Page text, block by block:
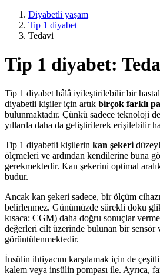
Diyabetli yaşam
Tip 1 diyabet
Tedavi
Tip 1 diyabet:
Tip 1 diyabet hâlâ iyileştirilebilir bir
diyabetli kişiler için artık birçok farklı
bulunmaktadır. Çünkü sadece teknoloji
yıllarda daha da geliştirilerek erişilebilir
Tip 1 diyabetli kişilerin kan şekeri
ölçmeleri ve ardından kendilerine buna
gerekmektedir. Kan şekerini optimal
budur.
Ancak kan şekeri sadece, bir ölçüm
belirlenmez. Günümüzde sürekli doku
kısaca: CGM) daha doğru sonuçlar
değerleri cilt üzerinde bulunan bir sensör
görüntülenmektedir.
İnsülin ihtiyacını karşılamak için de çeşitli
kalem veya insülin pompası ile. Ayrıca,